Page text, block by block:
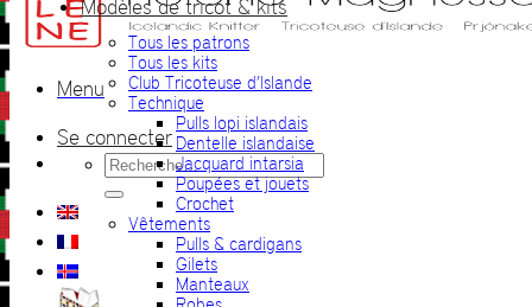
Menu
Se connecter
Recherche
pour :
Modèles de tricot & kits
Tous les patrons
Tous les kits
Club Tricoteuse d’Islande
Technique
Pulls lopi islandais
Dentelle islandaise
Jacquard intarsia
Poupées et jouets
Crochet
Vêtements
Pulls & cardigans
Gilets
Manteaux